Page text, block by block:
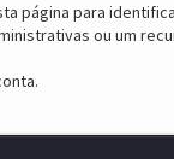
página para
ou um